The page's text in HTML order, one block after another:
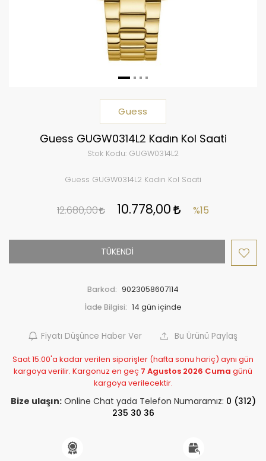
Guess
Guess GUGW0314L2 Kadın Kol Saati
Stok Kodu: GUGW0314L2
Guess GUGW0314L2 Kadın Kol Saati
12.680,00 10.778,00 %15
TÜKENDİ
Barkod: 9023058607114
İade Bilgisi:
Fiyatı Düşünce Haber Ver Bu Ürünü Paylaş
Saat 15:00'a kadar verilen siparişler (hafta sonu hariç) aynı gün
kargoya verilir. Kargonuz en geç 7 Agustos 2026 Cuma günü
kargoya verilecektir.
Bize ulaşın:Online Chat yada Telefon Numaramız: 0 (312)
235 30 36